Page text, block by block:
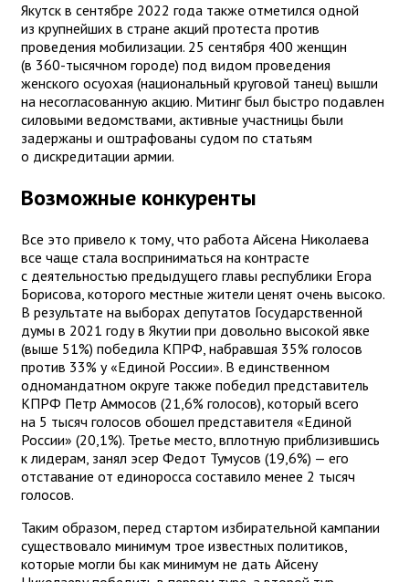
Якутск в сентябре 2022 года также отметился одной
из крупнейших в стране акций протеста против
проведения мобилизации. 25 сентября 400 женщин
(в 360-тысячном городе) под видом проведения
женского осуохая (национальный круговой танец) вышли
на несогласованную акцию. Митинг был быстро подавлен
силовыми ведомствами, активные участницы были
задержаны и оштрафованы судом по статьям
о дискредитации армии.
Возможные конкуренты
Все это привело к тому, что работа Айсена Николаева
все чаще стала восприниматься на контрасте
с деятельностью предыдущего главы республики Егора
Борисова, которого местные жители ценят очень высоко.
В результате на выборах депутатов Государственной
думы в 2021 году в Якутии при довольно высокой явке
(выше 51%) победила КПРФ, набравшая 35% голосов
против 33% у «Единой России». В единственном
одномандатном округе также победил представитель
КПРФ Петр Аммосов (21,6% голосов), который всего
на 5 тысяч голосов обошел представителя «Единой
России» (20,1%). Третье место, вплотную приблизившись
к лидерам, занял эсер Федот Тумусов (19,6%) — его
отставание от единоросса составило менее 2 тысяч
голосов.
Таким образом, перед стартом избирательной кампании
существовало минимум трое известных политиков,
которые могли бы как минимум не дать Айсену